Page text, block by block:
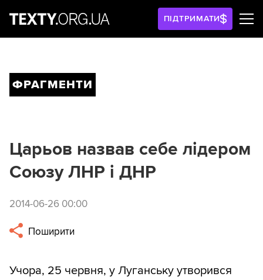
ПІДТРИМАТИ
ФРАГМЕНТИ
Царьов назвав себе лідером
Союзу ЛНР і ДНР
2014-06-26 00:00
Поширити
Учора, 25 червня, у Луганську утворився